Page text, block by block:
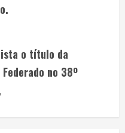
o título da
no 38º